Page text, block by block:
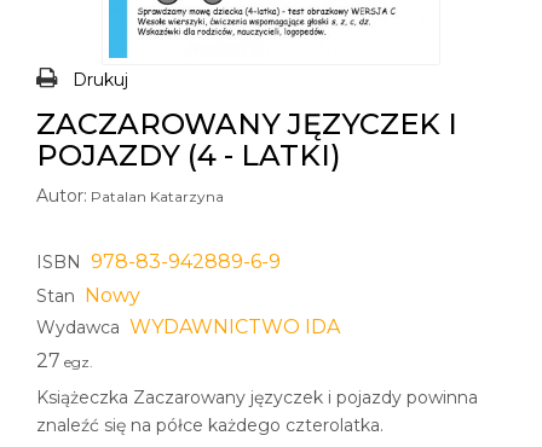
Drukuj
ZACZAROWANY JĘZYCZEK I
POJAZDY (4 - LATKI)
Autor: Patalan Katarzyna
ISBN 978-83-942889-6-9
Stan Nowy
Wydawca WYDAWNICTWO IDA
27 egz.
Książeczka Zaczarowany języczek i pojazdy powinna
znaleźć się na półce każdego czterolatka.